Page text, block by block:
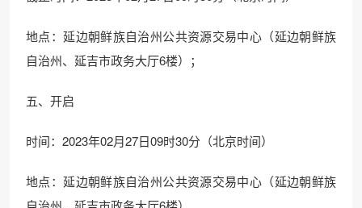
地点：延边朝鲜族自治州公共资源交易中心（延边朝鲜族
自治州、延吉市政务大厅6楼）；
五、开启
时间：2023年02月27日09时30分（北京时间）
地点：延边朝鲜族自治州公共资源交易中心（延边朝鲜族